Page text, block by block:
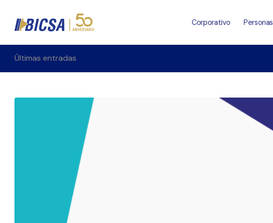
Corporativo Personas
Últimas entradas